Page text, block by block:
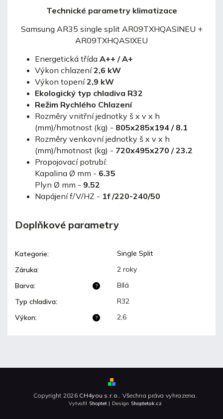
Technické parametry klimatizace
Samsung AR35 single split AR09TXHQASINEU +
AR09TXHQASIXEU
Energetická třída A++ / A+
Výkon chlazení2,6 kW
Výkon topení2,9 kW
Ekologický typ chladiva R32
Režim Rychlého Chlazení
Rozměry vnitřní jednotky š x v x h
(mm)/hmotnost (kg) - 805x285x194 / 8.1
Rozměry venkovní jednotky š x v x h
(mm)/hmotnost (kg) - 720x495x270 / 23.2
Propojovací potrubí:
Kapalina Ø mm - 6.35
Plyn Ø mm - 9.52
Napájení f/V/HZ - 1f /220-240/50
Doplňkové parametry
Kategorie:
Single Split
Záruka: 2 roky
?
Barva:
Bílá
Typ chladiva: R32
?
Výkon: 2,6
Copyright 2026 CH4you s.r.o.. Všechna práva vyhrazena.
Vytvořil Shoptet| Design Shoptetak.cz